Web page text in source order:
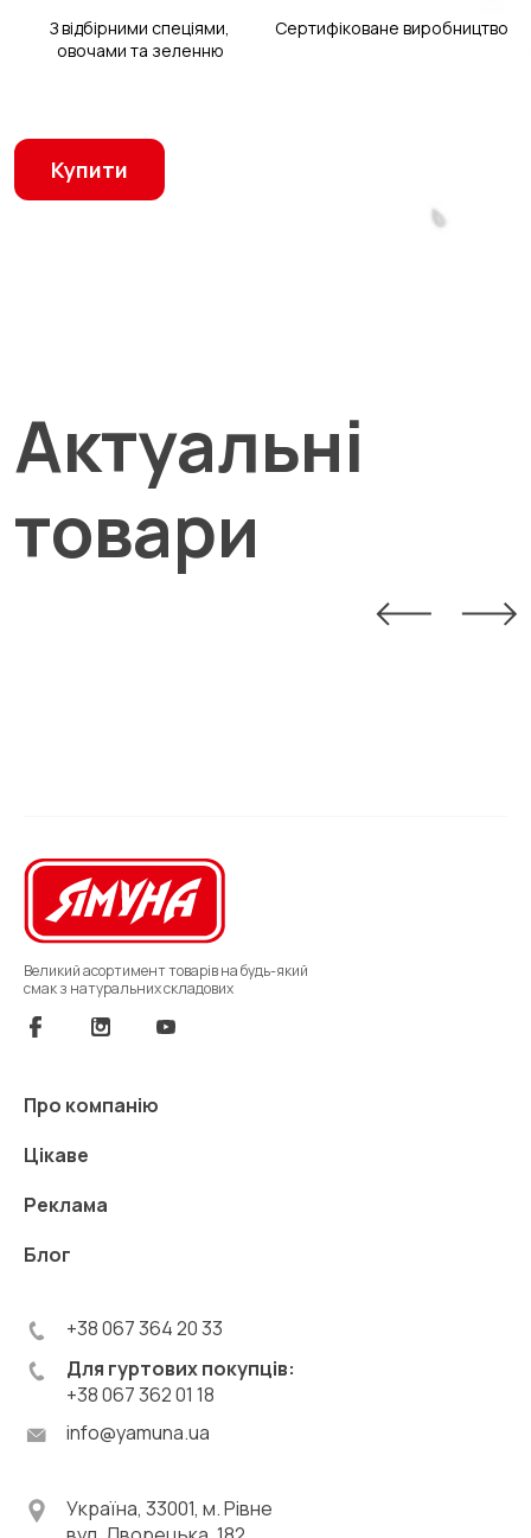
З відбірними спеціями,
овочами та зеленню
Сертифіковане виробництво
Купити
Актуальні
товари
Великий асортимент товарів на будь-який
смак з натуральних складових
+38 067 364 20 33
Для гуртових покупців:
+38 067 362 01 18
info@yamuna.ua
Про компанію
Цікаве
Реклама
Блог
Україна, 33001, м. Рівне